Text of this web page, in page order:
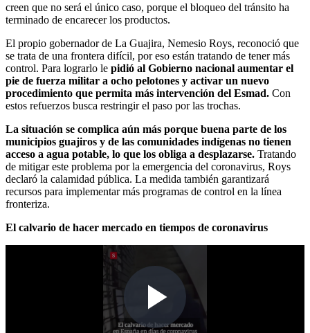
creen que no será el único caso, porque el bloqueo del tránsito ha
terminado de encarecer los productos.
El propio gobernador de La Guajira, Nemesio Roys, reconoció que
se trata de una frontera difícil, por eso están tratando de tener más
control. Para lograrlo le pidió al Gobierno nacional aumentar el
pie de fuerza militar a ocho pelotones y activar un nuevo
procedimiento que permita más intervención del Esmad. Con
estos refuerzos busca restringir el paso por las trochas.
La situación se complica aún más porque buena parte de los
municipios guajiros y de las comunidades indígenas no tienen
acceso a agua potable, lo que los obliga a desplazarse. Tratando
de mitigar este problema por la emergencia del coronavirus, Roys
declaró la calamidad pública. La medida también garantizará
recursos para implementar más programas de control en la línea
fronteriza.
El calvario de hacer mercado en tiempos de coronavirus